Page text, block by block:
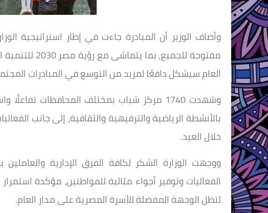
وأضاف الوزير أن المبادرة جاءت في إطار استراتيجية
مفتوحة
العام سيشكل دافعًا لمزيد من التوسع في المبادرات
وشهدت 1740 مركز شباب بمختلف المحافظات
بالأنشطة الرياضية والترفيهية والثقافية، إلى جانب
خلال العيد.
ووجهت الوزارة الشكر لكافة الفرق الإدارية
الفعاليات وتوفير أجواء مثالية للمواطنين، مؤكدة
لتظل الوجهة المفضلة للأسرة المصرية على مدار العام.